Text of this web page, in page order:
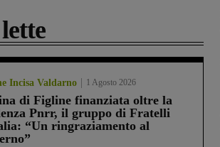
Incisa Valdarno 1 Agosto 2026
di Figline finanziata oltre la
Pnrr, il gruppo di Fratelli
“Un ringraziamento al